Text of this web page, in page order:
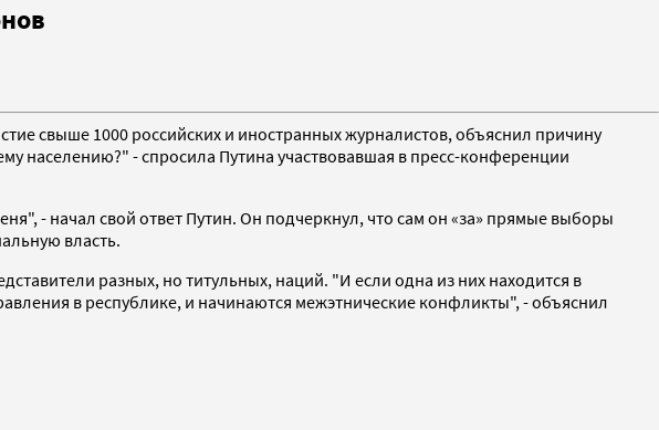
свыше 1000 российских и иностранных журналистов, объяснил причину
населению?" - спросила Путина участвовавшая в пресс-конференции
- начал свой ответ Путин. Он подчеркнул, что сам он «за» прямые выборы
власть.
разных, но титульных, наций. "И если одна из них находится в
в республике, и начинаются межэтнические конфликты", - объяснил